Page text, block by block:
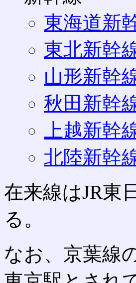
東海道新
東北新幹
山形新幹
秋田新幹
上越新幹
北陸新幹
在来線はJR東
る。
なお、京葉線